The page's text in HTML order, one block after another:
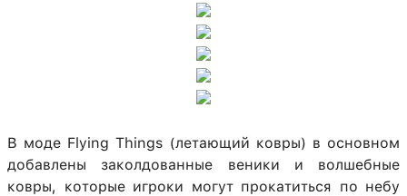
В моде Flying Things (летающий ковры) в основном
добавлены заколдованные веники и волшебные
ковры, которые игроки могут прокатиться по небу